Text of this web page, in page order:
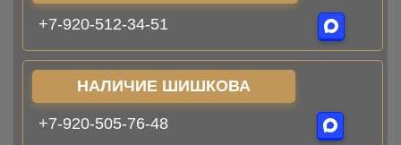
+7-920-512-34-51
НАЛИЧИЕ ШИШКОВА
+7-920-505-76-48